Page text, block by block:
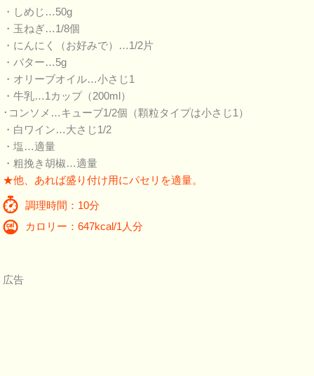
・しめじ…50g
・玉ねぎ…1/8個
・にんにく（お好みで）…1/2片
・バター…5g
・オリーブオイル…小さじ1
・牛乳…1カップ（200ml）
･コンソメ…キューブ1/2個（顆粒タイプは小さじ1）
・白ワイン…大さじ1/2
・塩…適量
・粗挽き胡椒…適量
★他、あれば盛り付け用にパセリを適量。
調理時間：10分
カロリー：647kcal/1人分
広告